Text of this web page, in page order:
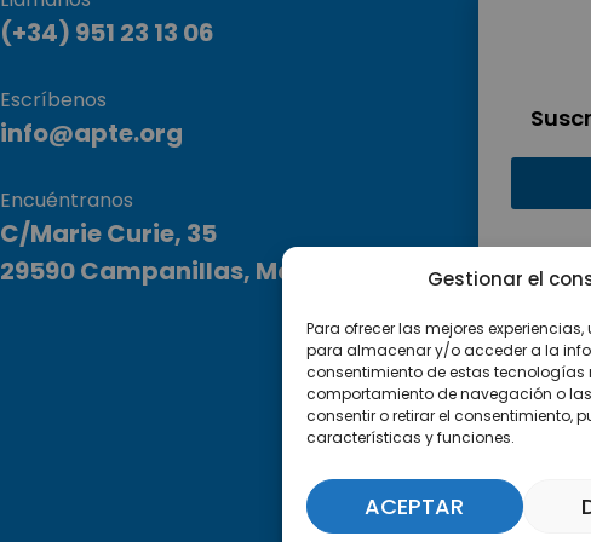
Gestionar el
Para ofrecer las mejores
para almacenar y/o acceder a la
consentimiento de estas
comportamiento de navegación o
consentir o retirar el consentimiento,
características y funciones.
ACEPTAR
(+34) 951 23 13 06
Escríbenos
info@apte.org
Encuéntranos
C/Marie Curie, 35
29590 Campanillas, Málaga